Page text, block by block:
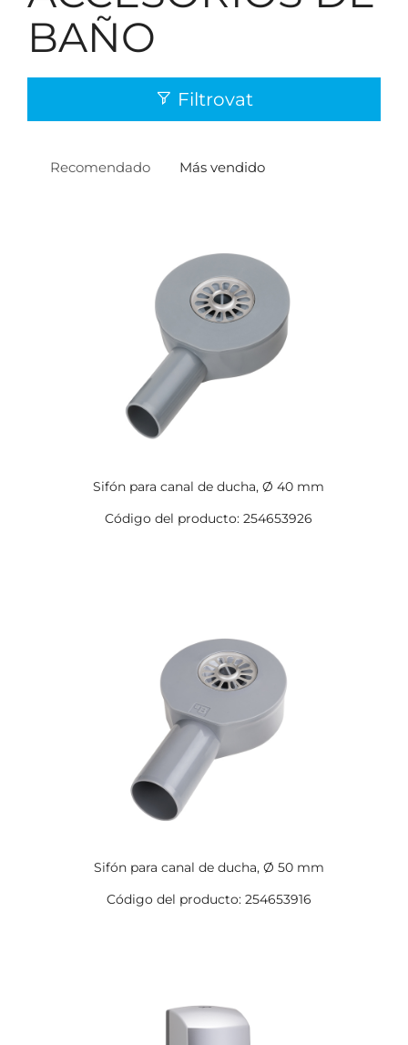
BAÑO
Filtrovat
Recomendado Más vendido
Sifón para canal de ducha, Ø 40 mm
Código del producto: 254653926
Sifón para canal de ducha, Ø 50 mm
Código del producto: 254653916